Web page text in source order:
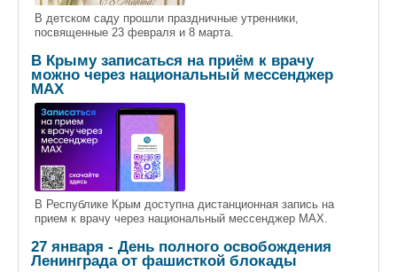
В детском саду прошли праздничные утренники,
посвященные 23 февраля и 8 марта.
В Крыму записаться на приём к врачу
можно через национальный мессенджер
МАХ
В Республике Крым доступна дистанционная запись на
прием к врачу через национальный мессенджер МАХ.
27 января - День полного освобождения
Ленинграда от фашисткой блокады